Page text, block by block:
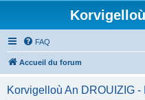
FAQ
Accueil du forum
Korvigelloù An DROUIZIG